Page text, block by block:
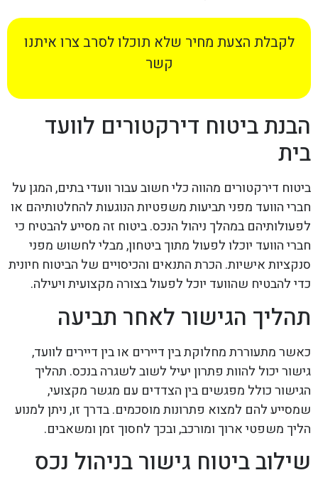
לקבלת הצעת מחיר שלא תוכלו לסרב צרו איתנו
קשר
הבנת ביטוח דירקטורים לוועד
בית
ביטוח דירקטורים מהווה כלי חשוב עבור וועדי בתים, המגן על
חברי הוועד מפני תביעות משפטיות הנוגעות להחלטותיהם או
לפעולותיהם במהלך ניהול הנכס. ביטוח זה מסייע להבטיח כי
חברי הוועד יוכלו לפעול מתוך ביטחון, מבלי לחשוש מפני
סנקציות אישיות. הכרת התנאים והכיסויים של הביטוח חיונית
כדי להבטיח שהוועד יוכל לפעול בצורה מקצועית ויעילה.
תהליך הגישור לאחר תביעה
כאשר מתעוררת מחלוקת בין דיירים או בין דיירים לוועד,
גישור יכול להוות פתרון יעיל לשוב לשגרה בנכס. תהליך
הגישור כולל מפגשים בין הצדדים עם מגשר מקצועי,
שמסייע להם למצוא פתרונות מוסכמים. בדרך זו, ניתן למנוע
הליך משפטי ארוך ומורכב, ובכך לחסוך זמן ומשאבים.
שילוב ביטוח גישור בניהול נכס